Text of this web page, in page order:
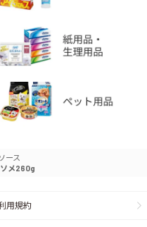
ース
メ260g
用規約